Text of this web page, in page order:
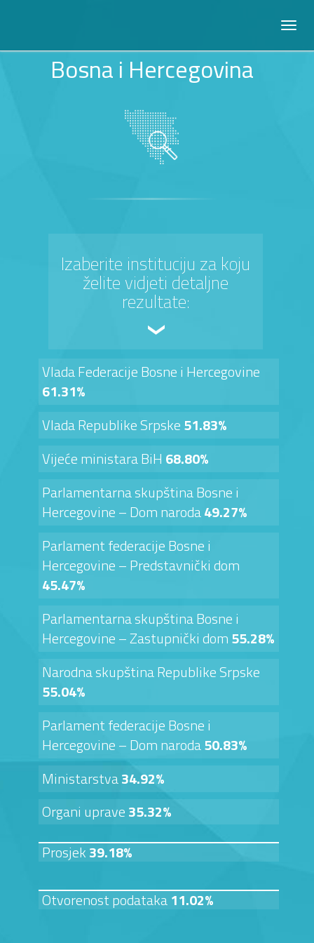
Bosna i Hercegovina
Izaberite instituciju za koju
želite vidjeti detaljne
rezultate:
Vlada Federacije Bosne i Hercegovine
61.31%
Vlada Republike Srpske51.83%
Vijeće ministara BiH 68.80%
Parlamentarna skupština Bosne i
Hercegovine – Dom naroda49.27%
Parlament federacije Bosne i
Hercegovine – Predstavnički dom
45.47%
Parlamentarna skupština Bosne i
Hercegovine – Zastupnički dom55.28%
Narodna skupština Republike Srpske
55.04%
Parlament federacije Bosne i
Hercegovine – Dom naroda50.83%
Ministarstva34.92%
Organi uprave35.32%
Prosjek39.18%
Otvorenost podataka11.02%